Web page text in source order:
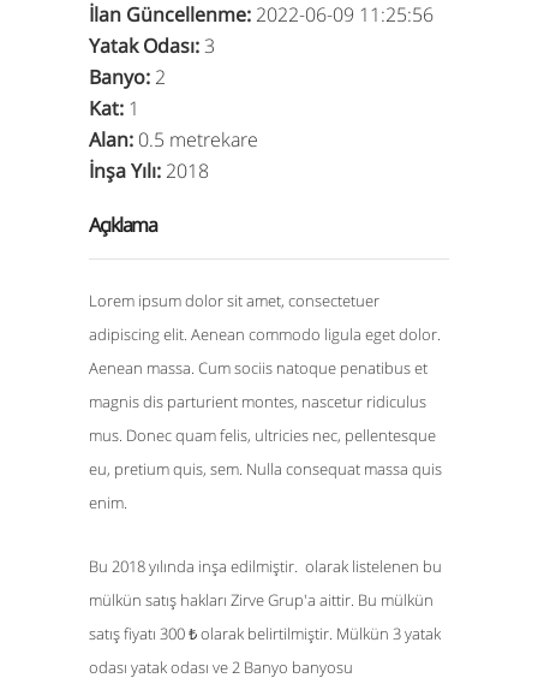
İlan Güncellenme: 2022-06-09 11:25:56
Yatak Odası:3
Banyo: 2
Kat: 1
Alan: 0.5 metrekare
İnşa Yılı: 2018
Açıklama
Lorem ipsum dolor sit amet, consectetuer
adipiscing elit. Aenean commodo ligula eget dolor.
Aenean massa. Cum sociis natoque penatibus et
magnis dis parturient montes, nascetur ridiculus
mus. Donec quam felis, ultricies nec, pellentesque
eu, pretium quis, sem. Nulla consequat massa quis
enim.
Bu 2018 yılında inşa edilmiştir. olarak listelenen bu
mülkün satış hakları Zirve Grup'a aittir. Bu mülkün
satış fiyatı 300 ₺ olarak belirtilmiştir. Mülkün 3 yatak
odası yatak odası ve 2 Banyo banyosu